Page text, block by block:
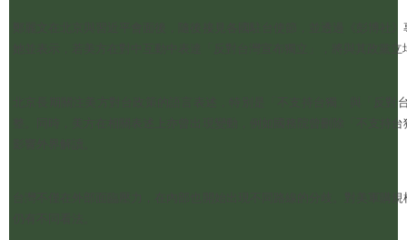
鄭麗文在北京與習近平會面後，隨後接見各國駐台使節，並透過《彭博社
她並表示，若美方在對中互動中表達「反對台灣宣布獨立」，將與其政黨
北京長期關注美方對台政策的語言表述，特別是「不支持台獨」與「反
整。同時，美方在相關表述上亦曾出現變動，例如國務院曾刪除「不支持
台灣不僅在外部面臨壓力，在內部也開始出現不同路線的分歧。對美軍購